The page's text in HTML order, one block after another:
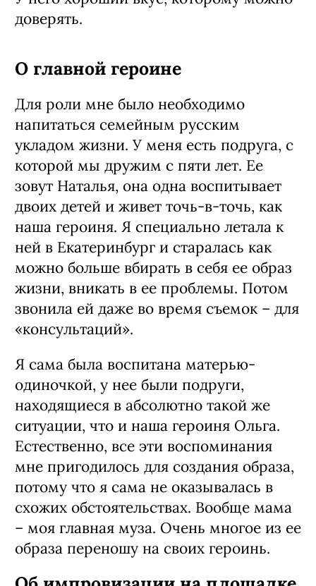
что надо менять «Ольгу»: текст
переписали под меня. Это было
первых серии. Сначала лицо у него
было серьезное, мне было страшно
даже на него смотреть. Но потом он
рассмеялся и продолжал хохотать уже
до конца просмотра. Я выдохнула: он
мой самый главный критик и зритель.
У него хороший вкус, которому можно
доверять.
О главной героине
Для роли мне было необходимо
напитаться семейным русским
укладом жизни. У меня есть подруга, с
которой мы дружим с пяти лет. Ее
зовут Наталья, она одна воспитывает
двоих детей и живет точь-в-точь, как
наша героиня. Я специально летала к
ней в Екатеринбург и старалась как
можно больше вбирать в себя ее образ
жизни, вникать в ее проблемы. Потом
звонила ей даже во время съемок – для
«консультаций».